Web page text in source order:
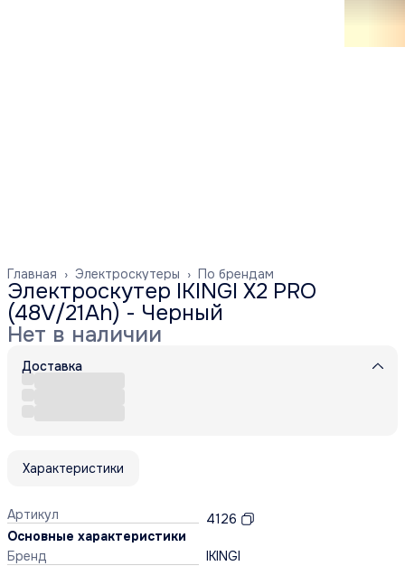
По брендам
Электроскутеры ›
Главная ›
Электроскутер IKINGI X2 PRO
(48V/21Ah) - Черный
Нет в наличии
Доставка
Характеристики
Артикул
4126
Основные характеристики
Бренд
IKINGI